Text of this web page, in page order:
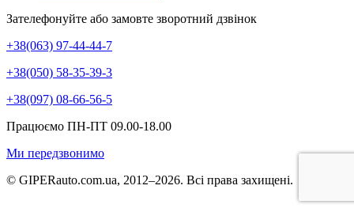
Зателефонуйте або замовте зворотний дзвінок
+38(063) 97-44-44-7
+38(050) 58-35-39-3
+38(097) 08-66-56-5
Працюємо ПН-ПТ 09.00-18.00
Ми передзвонимо
© GIPERauto.com.ua, 2012–2026. Всі права захищені.